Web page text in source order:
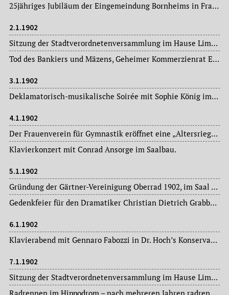
25jähriges Jubiläum der Eingemeindung Bornheims in Frankfurt am Main.
2.1.1902
Sitzung der Stadtverordnetenversammlung im Hause Limpurg: Magistratsvorlagen, Ausschussberichte.
Tod des Bankiers und Mäzens, Geheimer Kommerzienrat Emil Ladenburg (1822-1902), von 1871 bis 1879 Mitglied der Stadtverordnetenversamnmlung.
3.1.1902
Deklamatorisch-musikalische Soirée mit Sophie König im Dr. Hoch’s Konservatorium.
4.1.1902
Der Frauenverein für Gymnastik eröffnet eine „Altersriege für Damen mittleren Alters“ in der Turnhalle der Katharinenschule.
Klavierkonzert mit Conrad Ansorge im Saalbau.
5.1.1902
Gründung der Gärtner-Vereinigung Oberrad 1902, im Saal „Zur Stadt Offenbach“, Stadtteil Fechenheim.
Gedenkfeier für den Dramatiker Christian Dietrich Grabbe (1801-1836) im Kaiserhof am Goetheplatz.
6.1.1902
Klavierabend mit Gennaro Fabozzi in Dr. Hoch’s Konservatorium.
7.1.1902
Sitzung der Stadtverordnetenversammlung im Hause Limpurg: Magistratsvorlagen, Ausschussberichte.
Radrennen im Hippodrom – nach mehreren Jahren radrennloser Zeit.